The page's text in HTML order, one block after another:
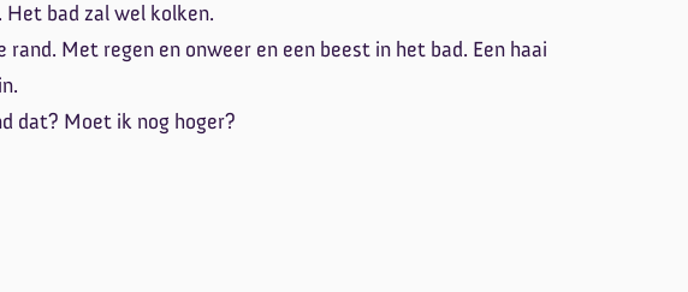
Het bad zal wel kolken.
Met regen en onweer en een beest in het bad. Een haai
dat? Moet ik nog hoger?